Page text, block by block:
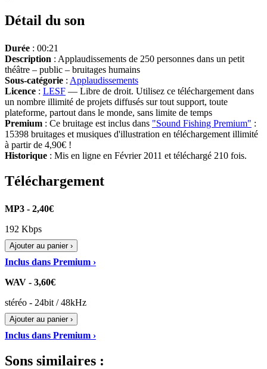
Détail du son
Durée : 00:21
Description : Applaudissements de 250 personnes dans un petit
théâtre – public – bruitages humains
Sous-catégorie : Applaudissements
Licence : LESF — Libre de droit. Utilisez ce téléchargement dans
un nombre illimité de projets diffusés sur tout support, toute
plateforme, partout dans le monde, sans limite de temps
Premium : Ce bruitage est inclus dans "Sound Fishing Premium" :
15398 bruitages et musiques d'illustration en téléchargement illimité
à partir de 4,90€ !
Historique : Mis en ligne en Février 2011 et téléchargé 210 fois.
Téléchargement
MP3 - 2,40€
192 Kbps
Ajouter au panier ›
Inclus dans Premium ›
WAV - 3,60€
stéréo - 24bit / 48kHz
Ajouter au panier ›
Inclus dans Premium ›
Sons similaires :